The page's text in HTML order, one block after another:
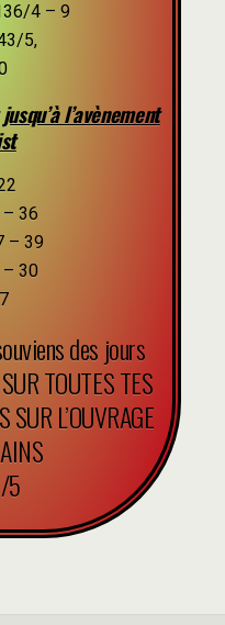
4 – 9
5,
l’avènement
36
– 39
30
des jours
TOUTES TES
L’OUVRAGE
5